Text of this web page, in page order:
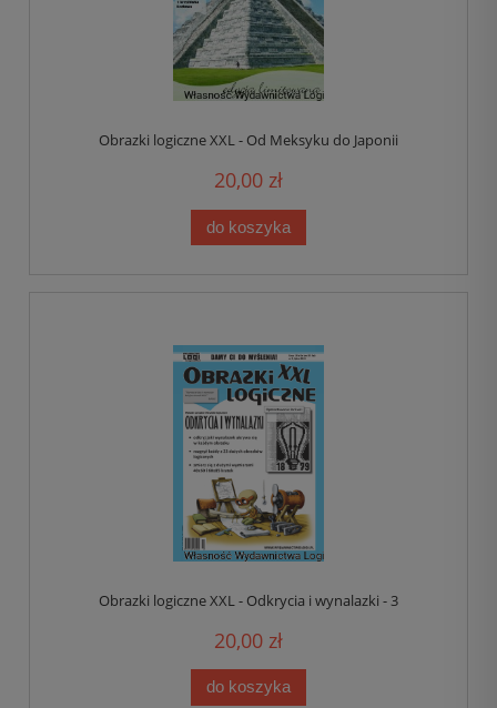
Obrazki logiczne XXL - Od Meksyku do Japonii
20,00 zł
do koszyka
Obrazki logiczne XXL - Odkrycia i wynalazki - 3
20,00 zł
do koszyka